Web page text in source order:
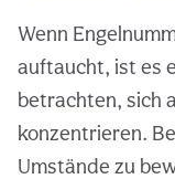
Wenn
auftaucht, ist es
betrachten, sich
konzentrieren.
Umstände zu